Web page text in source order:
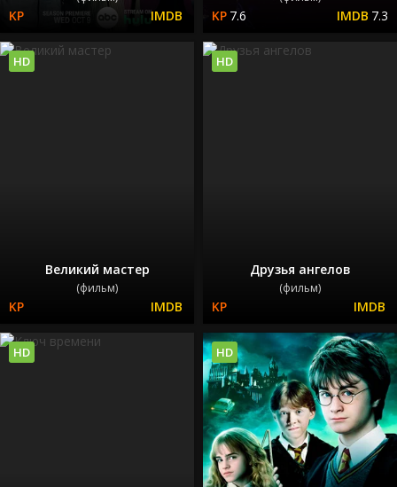
7.6 7.3
Великий мастер
(фильм)
HD
Друзья ангелов
(фильм)
HD
HD HD